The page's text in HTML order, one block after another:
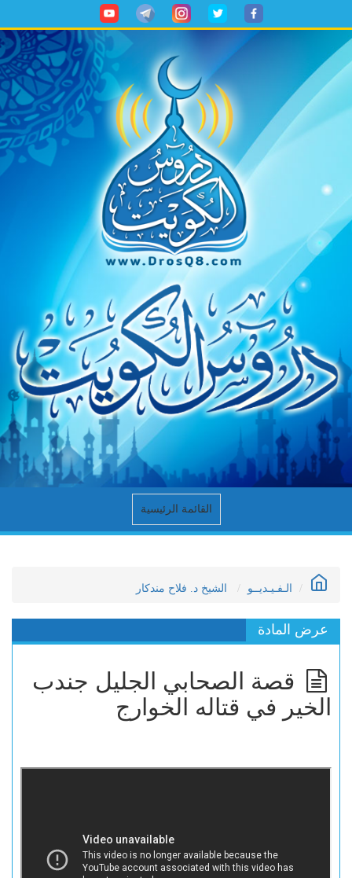
القائمة الرئيسية
الـفـيـديــو الشيخ د. فلاح مندكار
عرض المادة
قصة الصحابي الجليل جندب
الخير في قتاله الخوارج